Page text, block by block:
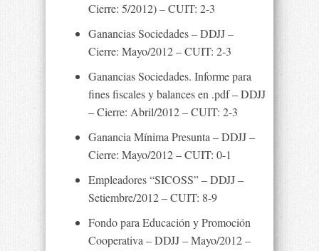
Cierre: 5/2012) – CUIT: 2-3
Ganancias Sociedades – DDJJ –
Cierre: Mayo/2012 – CUIT: 2-3
Ganancias Sociedades. Informe para
fines fiscales y balances en .pdf – DDJJ
– Cierre: Abril/2012 – CUIT: 2-3
Ganancia Mínima Presunta – DDJJ –
Cierre: Mayo/2012 – CUIT: 0-1
Empleadores “SICOSS” – DDJJ –
Setiembre/2012 – CUIT: 8-9
Fondo para Educación y Promoción
Cooperativa – DDJJ – Mayo/2012 –